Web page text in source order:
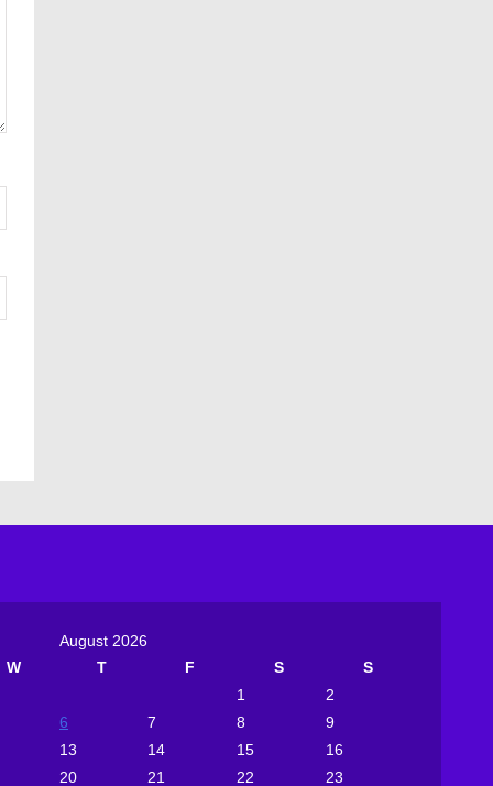
August 2026
W
T F S
S
1
2
6
7 8
9
13
14 15
16
20
21 22 23